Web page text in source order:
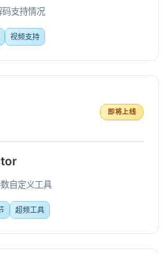
支持情况
视频支持
即将上线
自定义工具
超频工具